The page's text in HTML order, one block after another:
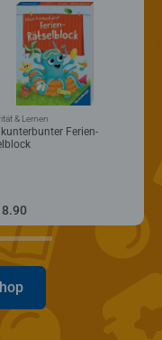
kunterbunter Ferien-
& Lernen
8.90